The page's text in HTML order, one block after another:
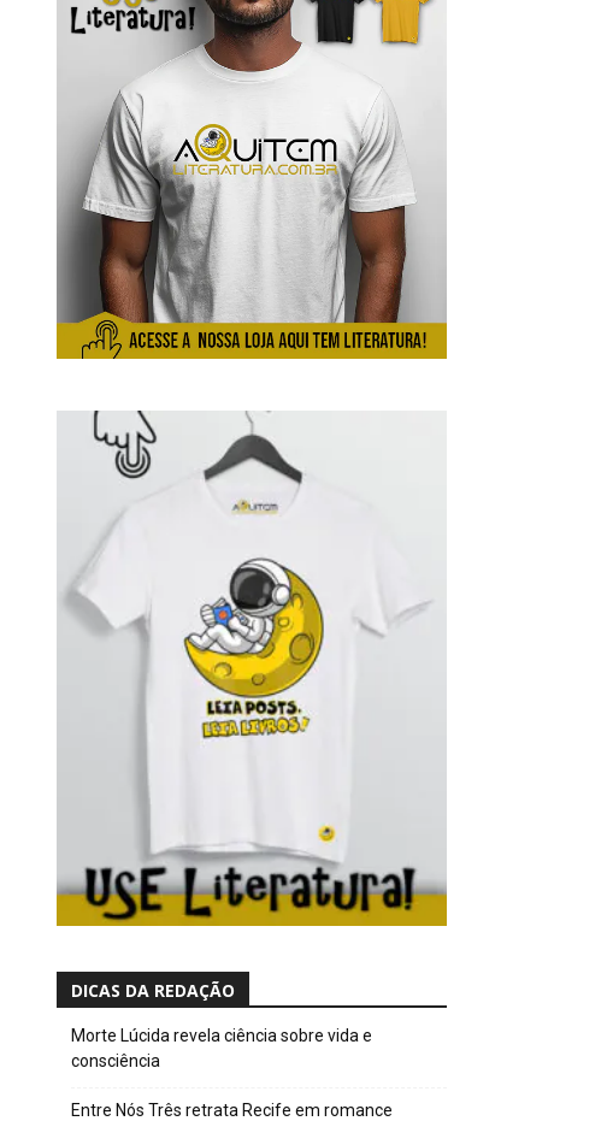
DICAS DA REDAÇÃO
Morte Lúcida revela ciência sobre vida e
consciência
Entre Nós Três retrata Recife em romance